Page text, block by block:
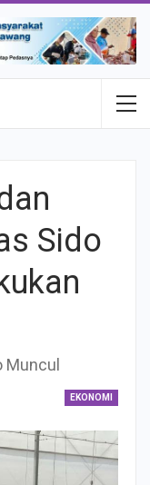
Sido
Muncul
EKONOMI